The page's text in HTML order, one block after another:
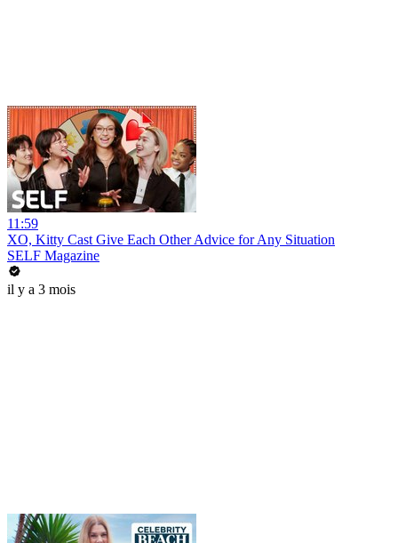
11:59
XO, Kitty Cast Give Each Other Advice for Any Situation
SELF Magazine
il y a 3 mois